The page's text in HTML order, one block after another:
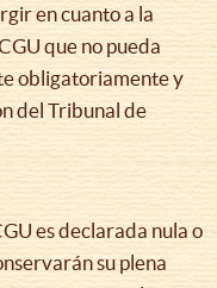
en cuanto a la
que no pueda
obligatoriamente y
del Tribunal de
es declarada nula o
su plena